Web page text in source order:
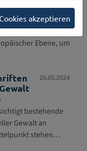
über 100
an
Ebene, um
20.05.2024
bestehende
Gewalt an
stehen…
akzeptieren